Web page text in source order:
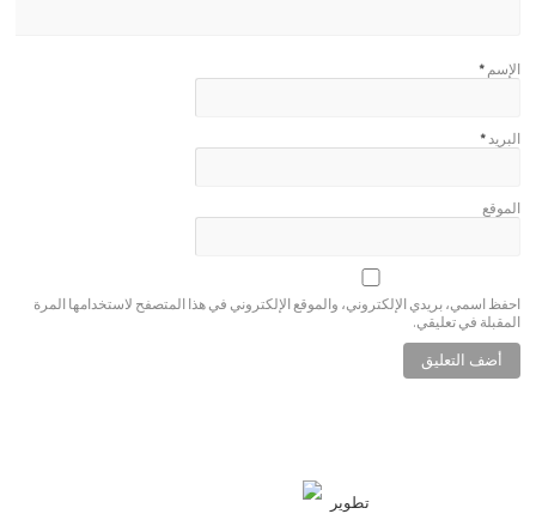
الإسم *
البريد*
الموقع
احفظ اسمي، بريدي الإلكتروني، والموقع الإلكتروني في هذا المتصفح لاستخدامها المرة
المقبلة في تعليقي.
تطوير